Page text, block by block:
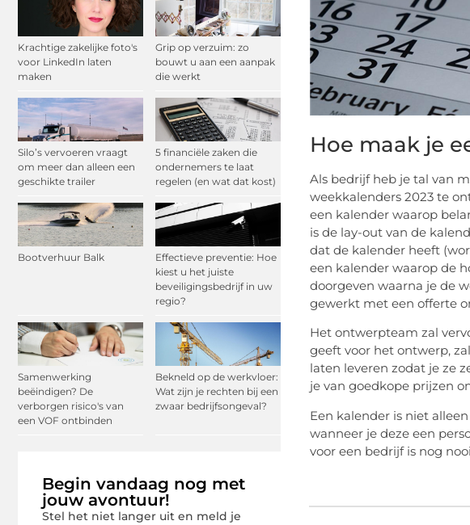
Krachtige zakelijke foto's
voor LinkedIn laten
maken
Grip op verzuim: zo
bouwt u aan een aanpak
die werkt
Silo’s vervoeren vraagt
om meer dan alleen een
geschikte trailer
5 financiële zaken die
ondernemers te laat
regelen (en wat dat kost)
Bootverhuur Balk
Effectieve preventie: Hoe
kiest u het juiste
beveiligingsbedrijf in uw
regio?
Samenwerking
beëindigen? De
verborgen risico's van
een VOF ontbinden
Bekneld op de werkvloer:
Wat zijn je rechten bij een
zwaar bedrijfsongeval?
Begin vandaag nog met
jouw avontuur!
Stel het niet langer uit en meld je
Hoe maak je
Als bedrijf heb je tal van
weekkalenders 2023 te
een kalender waarop
is de lay-out van de
dat de kalender heeft
een kalender waarop de
doorgeven waarna je de
gewerkt met een offerte
Het ontwerpteam zal
geeft voor het ontwerp,
laten leveren zodat je ze
je van goedkope prijzen
Een kalender is niet
wanneer je deze een
voor een bedrijf is nog